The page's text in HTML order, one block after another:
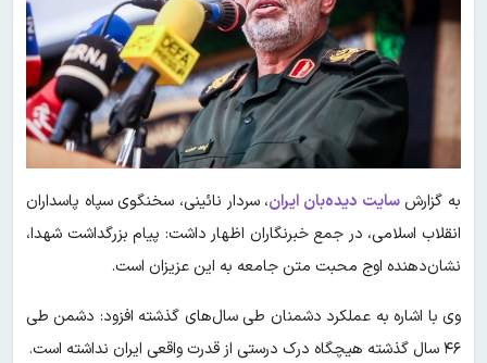
به گزارشسایت دیده‌بان ایران، سردار نائینی، سخنگوی سپاه پاسداران
انقلاب اسلامی، در جمع خبرنگاران اظهار داشت: پیام بزرگداشت شهدا،
نشان‌دهنده اوج محبت متن جامعه به این عزیزان است.
وی با اشاره به عملکرد دشمنان طی سال‌های گذشته افزود: دشمن طی
۴۶ سال گذشته هیچگاه درک درستی از قدرت واقعی ایران نداشته است.